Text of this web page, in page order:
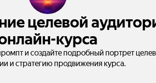
целевой
курса
и создайте подробный портрет
и стратегию продвижения курса.